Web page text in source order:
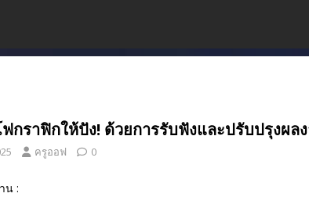
ราฟิกให้ปัง! ด้วยการรับฟังและปรับปรุงผล
ครูออฟ 0
น :